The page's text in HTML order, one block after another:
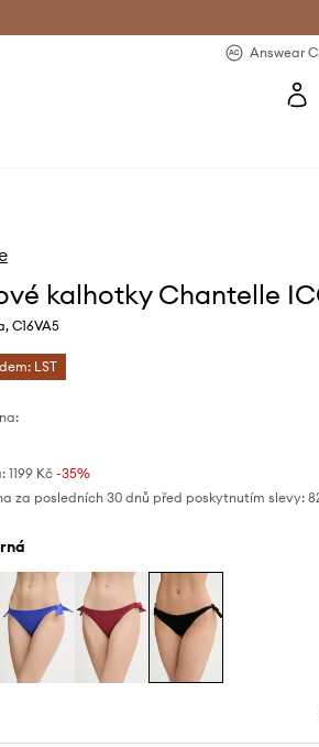
Answear
kalhotky Chantelle
C16VA5
LST
1199 Kč-35%
za posledních 30 dnů před poskytnutím slevy: